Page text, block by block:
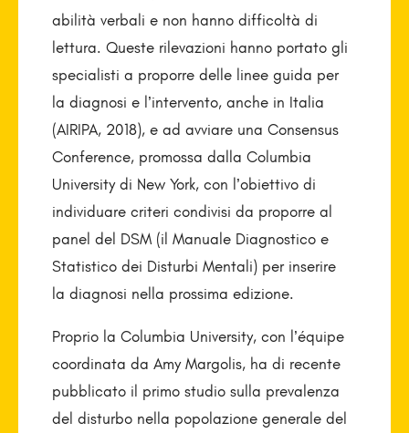
abilità verbali e non hanno difficoltà di
lettura. Queste rilevazioni hanno portato gli
specialisti a proporre delle linee guida per
la diagnosi e l’intervento, anche in Italia
(AIRIPA, 2018), e ad avviare una Consensus
Conference, promossa dalla Columbia
University di New York, con l’obiettivo di
individuare criteri condivisi da proporre al
panel del DSM (il Manuale Diagnostico e
Statistico dei Disturbi Mentali) per inserire
la diagnosi nella prossima edizione.
Proprio la Columbia University, con l’équipe
coordinata da Amy Margolis, ha di recente
pubblicato il primo studio sulla prevalenza
del disturbo nella popolazione generale del